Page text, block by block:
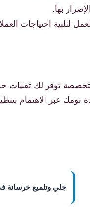
بها.
لتلبية احتياجات
توفر لك تقنيات
عبر الاهتمام
جلي وتلميع خرسانة